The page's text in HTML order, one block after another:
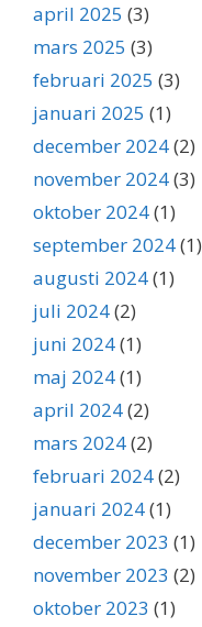
april 2025 (3)
mars 2025 (3)
februari 2025 (3)
januari 2025 (1)
december 2024(2)
november 2024(3)
oktober 2024(1)
september 2024(1)
augusti 2024(1)
juli 2024(2)
juni 2024(1)
maj 2024(1)
april 2024(2)
mars 2024(2)
februari 2024(2)
januari 2024(1)
december 2023 (1)
november 2023 (2)
oktober 2023 (1)